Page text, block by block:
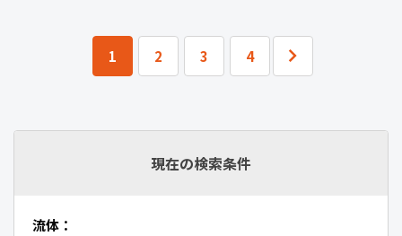
1 2 3 4
現在の検索条件
流体：